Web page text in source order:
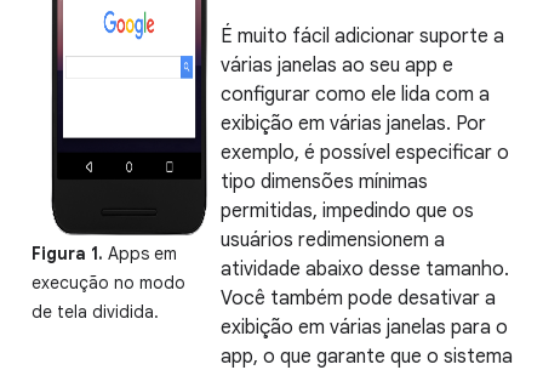
Figura 1. Apps em
execução no modo
de tela dividida.
É muito fácil adicionar suporte a
várias janelas ao seu app e
configurar como ele lida com a
exibição em várias janelas. Por
exemplo, é possível especificar o
tipo dimensões mínimas
permitidas, impedindo que os
usuários redimensionem a
atividade abaixo desse tamanho.
Você também pode desativar a
exibição em várias janelas para o
app, o que garante que o sistema